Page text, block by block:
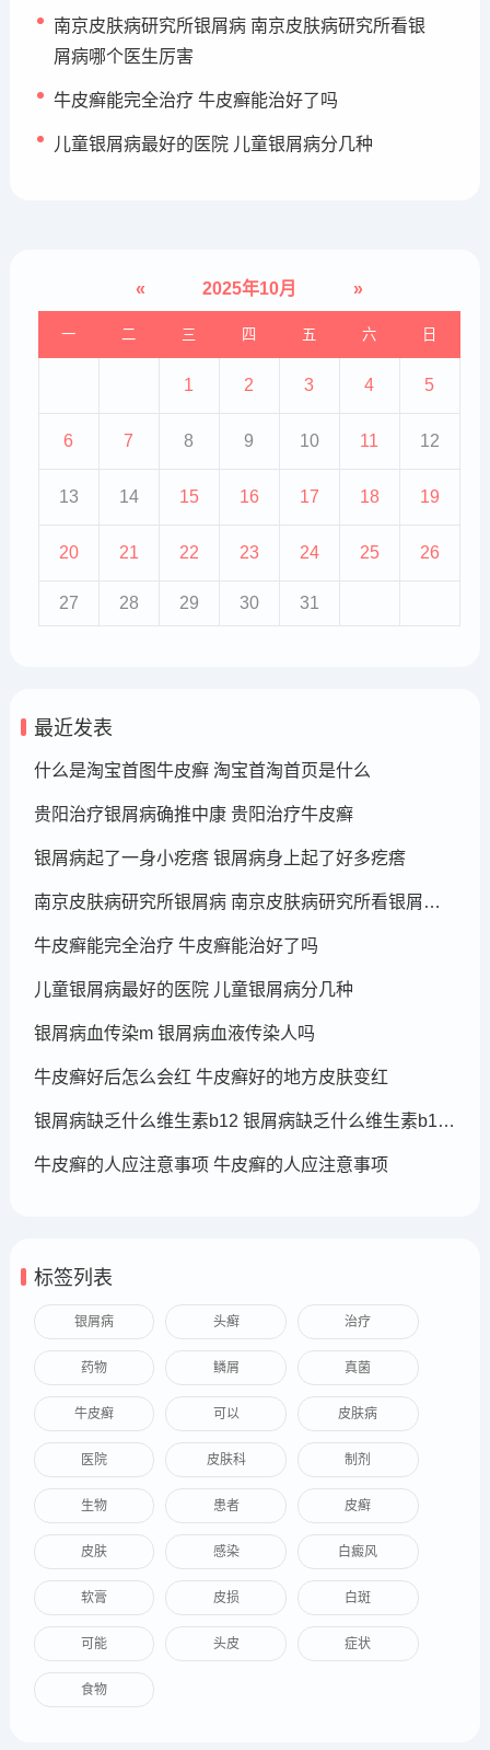
南京皮肤病研究所银屑病 南京皮肤病研究所看银
屑病哪个医生厉害
牛皮癣能完全治疗 牛皮癣能治好了吗
儿童银屑病最好的医院 儿童银屑病分几种
« 2025年10月 »
一 二 三 四 五 六 日
1 2 3 4 5
6 7 8 9 10 11 12
13 14 15 16 17 18 19
20 21 22 23 24 25 26
27 28 29 30 31
最近发表
什么是淘宝首图牛皮癣 淘宝首淘首页是什么
贵阳治疗银屑病确推中康 贵阳治疗牛皮癣
银屑病起了一身小疙瘩 银屑病身上起了好多疙瘩
南京皮肤病研究所银屑病 南京皮肤病研究所看银屑病哪个医生厉害
牛皮癣能完全治疗 牛皮癣能治好了吗
儿童银屑病最好的医院 儿童银屑病分几种
银屑病血传染m 银屑病血液传染人吗
牛皮癣好后怎么会红 牛皮癣好的地方皮肤变红
银屑病缺乏什么维生素b12 银屑病缺乏什么维生素b12可以补充
牛皮癣的人应注意事项 牛皮癣的人应注意事项
标签列表
银屑病 头癣 治疗
药物 鳞屑 真菌
牛皮癣 可以 皮肤病
医院 皮肤科 制剂
生物 患者 皮癣
皮肤 感染 白癜风
软膏 皮损 白斑
可能 头皮 症状
食物